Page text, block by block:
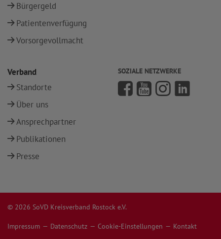
Bürgergeld
Patientenverfügung
Vorsorgevollmacht
Verband
Standorte
Über uns
Ansprechpartner
Publikationen
Presse
SOZIALE NETZWERKE
© 2026 SoVD Kreisverband Rostock e.V.
Impressum Datenschutz Cookie-Einstellungen Kontakt